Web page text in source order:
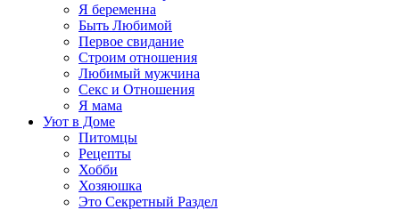
Я беременна
Быть Любимой
Первое свидание
Строим отношения
Любимый мужчина
Секс и Отношения
Я мама
Уют в Доме
Питомцы
Рецепты
Хобби
Хозяюшка
Это Секретный Раздел